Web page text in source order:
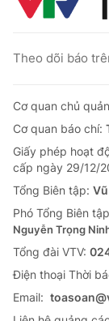
Theo dõi báo
Cơ quan chủ
Cơ quan báo chí:
Giấy phép hoạt
cấp ngày 29/12/
Tổng Biên tập:
Phó Tổng Biên
Nguyễn Trọng
Tổng đài VTV:
Ðiện thoại Thời
Email: